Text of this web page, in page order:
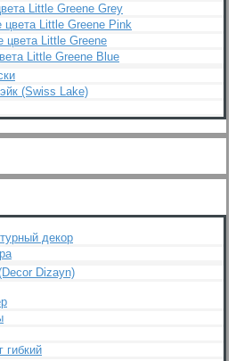
Little Greene Grey
цвета Little Greene Pink
цвета Little Greene
Little Greene Blue
(Swiss Lake)
декор
Dizayn)
гибкий